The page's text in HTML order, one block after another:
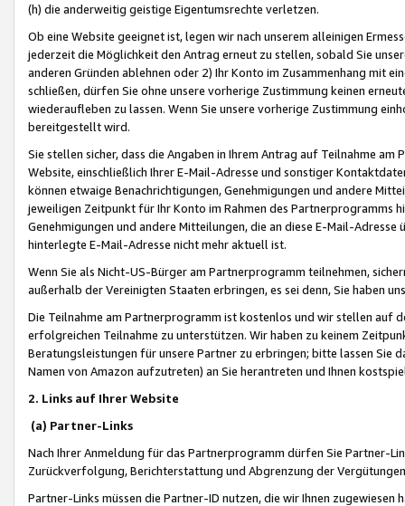
(h) die anderweitig geistige Eigentumsrechte verletzen.
Ob eine Website geeignet ist, legen wir nach unserem alleinigen
jederzeit die Möglichkeit den Antrag erneut zu stellen, sobald Sie
anderen Gründen ablehnen oder 2) Ihr Konto im Zusammenhang mit
schließen, dürfen Sie ohne unsere vorherige Zustimmung keinen
wiederaufleben zu lassen. Wenn Sie unsere vorherige Zustimmung
bereitgestellt wird.
Sie stellen sicher, dass die Angaben in Ihrem Antrag auf Teilnahme
Website, einschließlich Ihrer E-Mail-Adresse und sonstiger
können etwaige Benachrichtigungen, Genehmigungen und andere
jeweiligen Zeitpunkt für Ihr Konto im Rahmen des Partnerprogramms
Genehmigungen und andere Mitteilungen, die an diese E-Mail-
hinterlegte E-Mail-Adresse nicht mehr aktuell ist.
Wenn Sie als Nicht-US-Bürger am Partnerprogramm teilnehmen,
außerhalb der Vereinigten Staaten erbringen, es sei denn, Sie haben
Die Teilnahme am Partnerprogramm ist kostenlos und wir stellen auf
erfolgreichen Teilnahme zu unterstützen. Wir haben zu keinem
Beratungsleistungen für unsere Partner zu erbringen; bitte lassen Sie
Namen von Amazon aufzutreten) an Sie herantreten und Ihnen
2. Links auf Ihrer Website
(a) Partner-Links
Nach Ihrer Anmeldung für das Partnerprogramm dürfen Sie Partner-
Zurückverfolgung, Berichterstattung und Abgrenzung der
Partner-Links müssen die Partner-ID nutzen, die wir Ihnen zugewiesen